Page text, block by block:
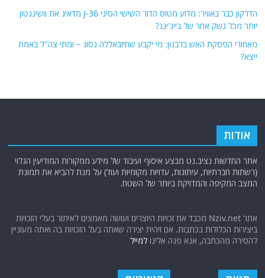
הדרקון כבר באוויר: מדוע מטוס הדור השישי הסיני J-36 מדאיג את וושינגטון
יותר מכל נשק אחר של בייג'ינג?
מאחורי הפסקת האש בלבנון: מי יקבע שחיזבאללה נסוג – ומתי צה"ל באמת
ייצא?
אודות
אתר החדשות נציב.נט מבצע איסוף ועיבוד של מידע ממקורות המודיעין הגלוי
(רשתות חברתיות, עיתונות, עדויות מקומיות ועוד) על מנת להביא את תמונת
המצב המקיפה והמדויקת ביותר של השטח.
אתר Nziv.net מכבד את זכויות היוצרים ועושה מאמצים לאיתור בעלי הזכויות
ביצירות הכלולות בכתבות. אם זיהית יצירה שאתה בעל הזכויות בה ואתה מעוניין
להסירה מהכתבה, אנא פנה אלינולמייל